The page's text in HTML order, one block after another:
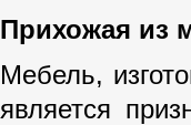
Прихожая из
Мебель,
является